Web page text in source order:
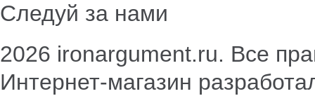
Следуй за нами
2026 ironargument.ru. Все
Интернет-магазин